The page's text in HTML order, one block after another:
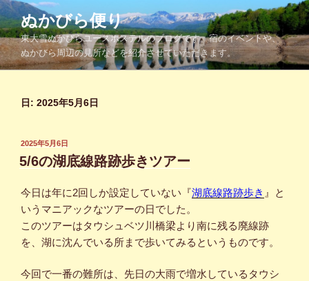
コ
ン
テ
ン
ツ
ぬかびら便り
東大雪ぬかびらユースホステルのブログです。宿のイベントや、
ぬかびら周辺の見所などを紹介させていただきます。
日: 2025年5月6日
投
稿
日:
2025年5月6日
5/6の湖底線路跡歩きツアー
今日は年に2回しか設定していない『湖底線路跡歩き 』と
いうマニアックなツアーの日でした。
このツアーはタウシュベツ川橋梁より南に残る廃線跡
を、湖に沈んでいる所まで歩いてみるというものです。
今回で一番の難所は、先日の大雨で増水しているタウシ